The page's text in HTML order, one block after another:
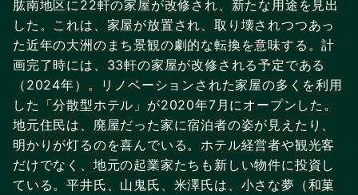
肱南地区に22軒の家屋が改修され、新たな用途を見出
した。これは、家屋が放置され、取り壊されつつあっ
た近年の大洲のまち景観の劇的な転換を意味する。計
画完了時には、33軒の家屋が改修される予定である
（2024年）。リノベーションされた家屋の多くを利用
した「分散型ホテル」が2020年7月にオープンした。
地元住民は、廃屋だった家に宿泊者の姿が見えたり、
明かりが灯るのを喜んでいる。ホテル経営者や観光客
だけでなく、地元の起業家たちも新しい物件に投資し
ている。平井氏、山鬼氏、米澤氏は、小さな夢（和菓